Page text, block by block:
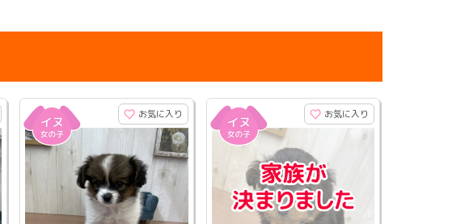
お気に入り お気に入り